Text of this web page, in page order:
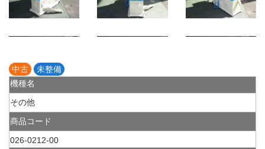
中古
未整備
機種名
その他
商品コード
026-0212-00